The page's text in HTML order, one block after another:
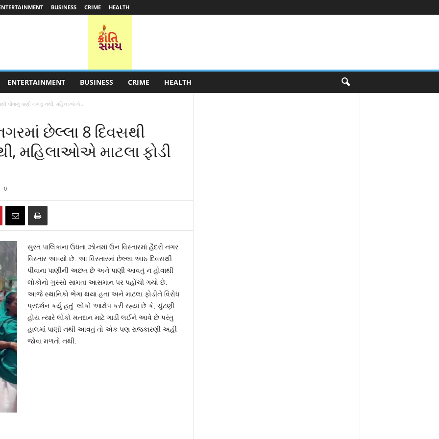
BUSINESS CRIME HEALTH
ENTERTAINMENT BUSINESS CRIME HEALTH
પીવાનું પાણી મળતું નથી, મહિલાઓએ...
છેલ્લા 8 દિવસથી
મહિલાઓએ માટલા ફોડી
0
સુરત પાલિકાના ઉધના ઝોનમાં ઉન વિસ્તારમાં હૈદરી નગર
વિસ્તાર આવ્યો છે. આ વિસ્તારમાં છેલ્લા આઠ દિવસથી
પીવાના પાણીની અછત છે અને પાણી આવતું ન હોવાથી
લોકોનો ગુસ્સો સામતા આસમાન પર પહોંચી ગયો છે.
આજે સ્થાનિકો ભેગા થયા હતા અને માટલા ફોડીને વિરોધ
પ્રદર્શન કર્યું હતું. લોકો આક્ષેપ કરી રહ્યાં છે કે, ચુંટણી
હોય ત્યારે લોકો મતદાન માટે ગાડી લઈને આવે છે પરંતુ
હાલમાં પાણી નથી આવતું તો એક પણ રાજકારણી અહી
જોવા મળતો નથી.